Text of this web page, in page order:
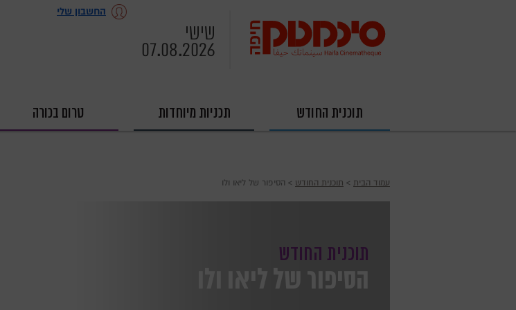
שישי
07.08.2026
החשבון שלי
תוכנית החודש תכניות מיוחדות טרום בכורה
עמוד הבית › תוכנית החודש › הסיפור של ליאו ולו
תוכנית החודש
הסיפור של ליאו ולו